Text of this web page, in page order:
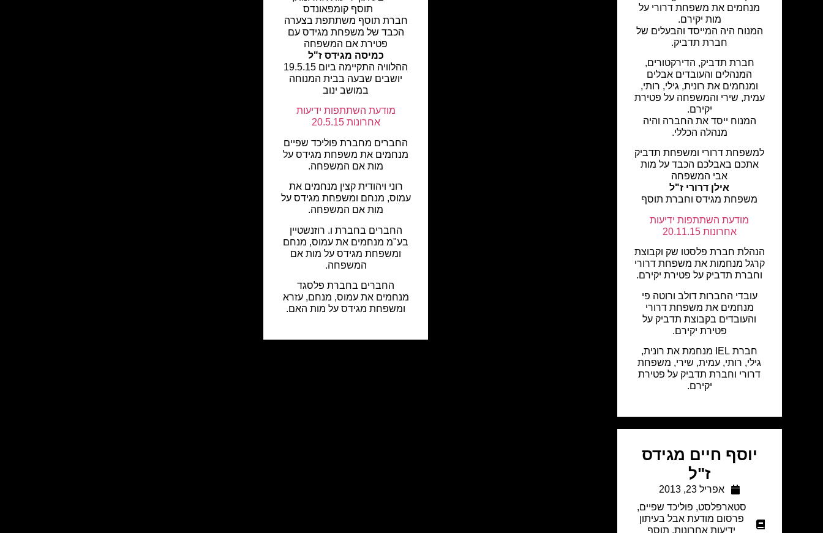
מנחמים את משפחת דרורי על
מות יקירם.
המנוח היה המייסד והבעלים של
חברת תדביק.
חברת תדביק, הדירקטורים,
המנהלים והעובדים אבלים
ומנחמים את רונית, גילי, רותי,
עמית, שירי והמשפחה על פטירת
יקירם.
המנוח ייסד את החברה והיה
מנהלה הכללי.
למשפחת דרורי ומשפחת תדביק
אתכם באבלכם הכבד על מות
אבי המשפחה
אילן דרורי ז"ל
משפחת מגידס וחברת תוסף
מודעת השתתפות ידיעות
אחרונות 20.11.15
הנהלת חברת פלסטו שק וקבוצת
קרגל מנחמות את משפחת דרורי
וחברת תדביק על פטירת יקירם.
עובדי החברות דולב ורוטה פי
מנחמים את משפחת דרורי
והעובדים בקבוצת תדביק על
פטירת יקירם.
חברת IEL מנחמת את רונית,
גילי, רותי, עמית, שירי, משפחת
דרורי וחברת תדביק על פטירת
יקירם.
תוסף קומפאונדס
חברת תוסף משתתפת בצערה
הכבד של משפחת מגידס עם
פטירת אם המשפחה
כמיסה מגידס ז"ל
ההלוויה התקיימה ביום 19.5.15
יושבים שבעה בבית המנוחה
במושב ינוב
מודעת השתתפות ידיעות
אחרונות 20.5.15
החברים מחברת פוליכד שפיים
מנחמים את משפחת מגידס על
מות אם המשפחה.
רוני ויהודית קצין מנחמים את
עמוס, מנחם ומשפחת מגידס על
מות אם המשפחה.
החברים בחברת ו. רוזנשטיין
בע"מ מנחמים את עמוס, מנחם
ומשפחת מגידס על מות אם
המשפחה.
החברים בחברת פלסגד
מנחמים את עמוס, מנחם, עזרא
ומשפחת מגידס על מות האם.
יוסף חיים מגידס
ז"ל
אפריל 23, 2013
סטארפלסט, פוליכד שפיים,
פרסום מודעת אבל בעיתון
ידיעות אחרונות, תוסף